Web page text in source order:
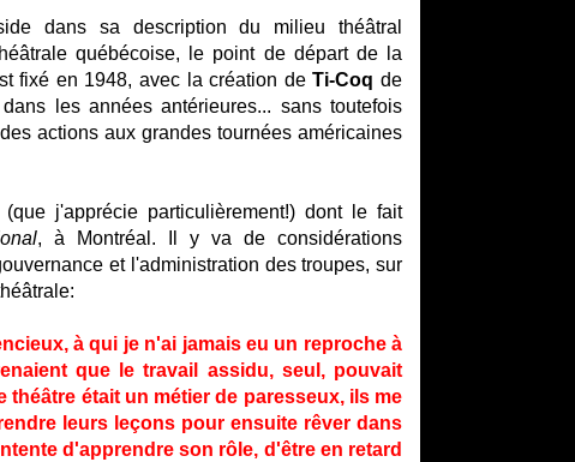
dans sa description du milieu théâtral
québécoise, le point de départ de la
fixé en 1948, avec la création deTi-Coq de
les années antérieures... sans toutefois
actions aux grandes tournées américaines
j'apprécie particulièrement!) dont le fait
, à Montréal. Il y va de considérations
et l'administration des troupes, sur
à qui je n'ai jamais eu un reproche à
que le travail assidu, seul, pouvait
était un métier de paresseux, ils me
leurs leçons pour ensuite rêver dans
d'apprendre son rôle, d'être en retard